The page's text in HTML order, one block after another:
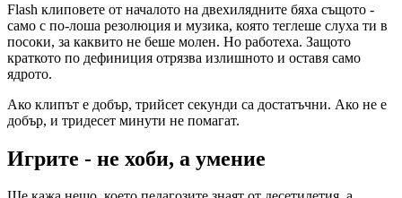
Flash клиповете от началото на двехилядните бяха същото -
само с по-лоша резолюция и музика, която теглеше слуха ти в
посоки, за каквито не беше молен. Но работеха. Защото
краткото по дефиниция отрязва излишното и оставя само
ядрото.
Ако клипът е добър, трийсет секунди са достатъчни. Ако не е
добър, и тридесет минути не помагат.
Игрите - не хоби, а умение